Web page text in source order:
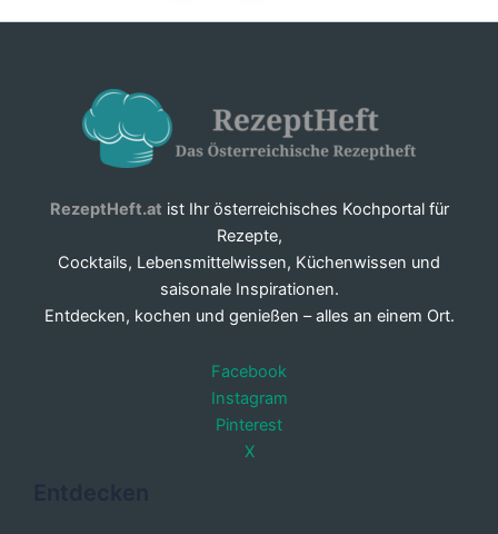
RezeptHeft.at ist Ihr österreichisches Kochportal für
Rezepte,
Cocktails, Lebensmittelwissen, Küchenwissen und
saisonale Inspirationen.
Entdecken, kochen und genießen – alles an einem Ort.
Facebook
Instagram
Pinterest
X